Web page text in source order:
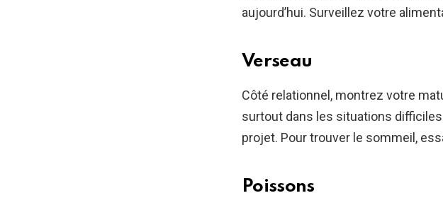
aujourd’hui. Surveillez votre
Verseau
Côté relationnel, montrez votre
surtout dans les situations
projet. Pour trouver le sommeil,
Poissons